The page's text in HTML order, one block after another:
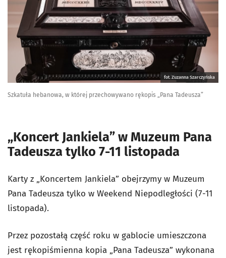
fot. Zuzanna Szarczyńska
Szkatuła hebanowa, w której przechowywano rękopis „Pana Tadeusza”
„Koncert Jankiela” w Muzeum Pana
Tadeusza tylko 7-11 listopada
Karty z „Koncertem Jankiela” obejrzymy w Muzeum
Pana Tadeusza tylko w Weekend Niepodległości (7-11
listopada).
Przez pozostałą część roku w gablocie umieszczona
jest rękopiśmienna kopia „Pana Tadeusza” wykonana